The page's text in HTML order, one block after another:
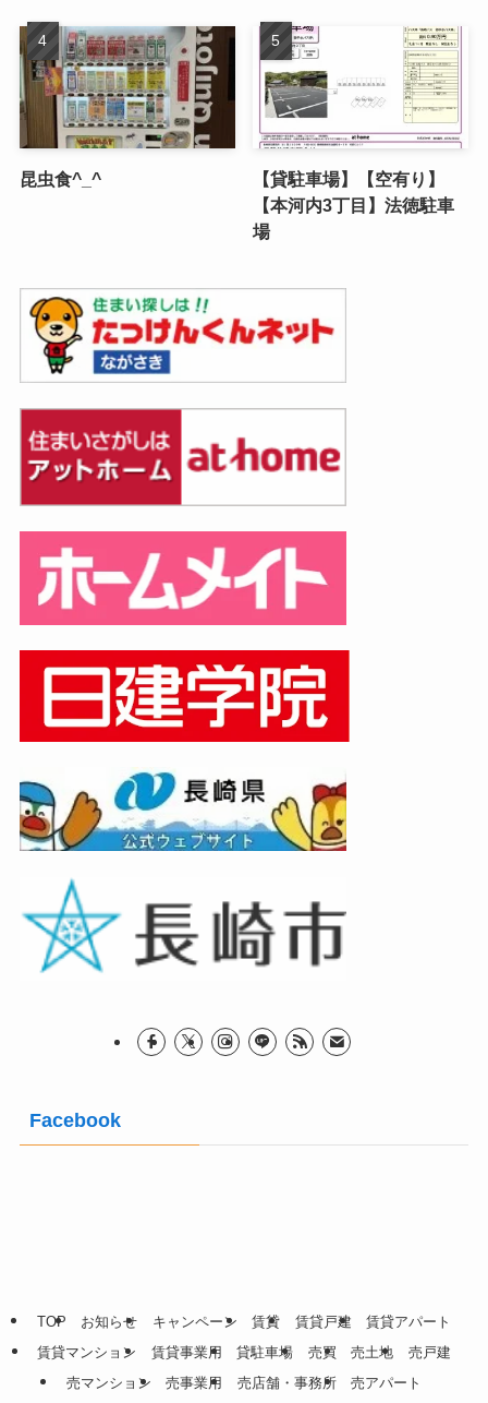
昆虫食^_^
【貸駐車場】【空有り】
【本河内3丁目】法徳駐車
場
Facebook
TOP お知らせ キャンペーン 賃貸 賃貸戸建
賃貸アパート
賃貸マンション
賃貸事業用 貸駐車場 売買 売土地
売戸建
売マンション
売事業用 売店舗・事務所 売アパート